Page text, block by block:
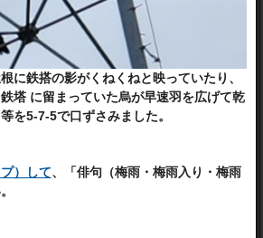
に鉄搭の影がくねくねと映っていたり、
塔 に留まっていた烏が早速羽を広げて乾
を5-7-5で口ずさみました。
）して、「俳句（梅雨・梅雨入り・梅雨